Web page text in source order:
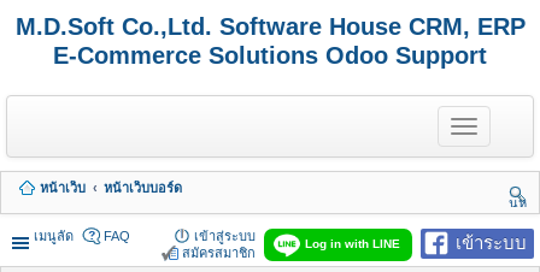
M.D.Soft Co.,Ltd. Software House CRM, ERP
E-Commerce Solutions Odoo Support
T
o
g
e
n
a
หน้าเว็บ
หน้าเว็บบอร์ด
นห
า
เมนูลัด
เข้าระบบ
Log in with LINE
FAQ
เข้าสู่ระบบ
สมัครสมาชิก